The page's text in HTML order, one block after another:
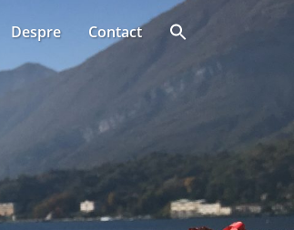
Despre Contact